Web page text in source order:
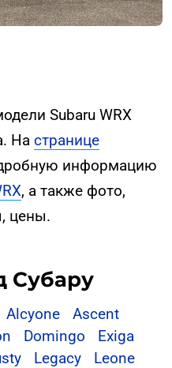
Subaru WRX
На странице
информацию
, а также фото,
цены.
Субару
Alcyone
Ascent
Domingo
Exiga
Legacy
Leone